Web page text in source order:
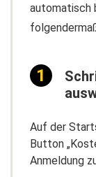
automatisch
Auf der
Button
Anmeldung